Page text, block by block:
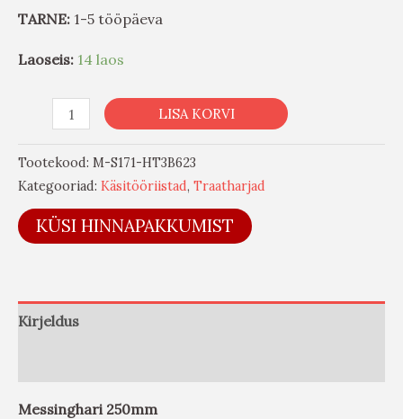
TARNE: 1-5 tööpäeva
Laoseis: 14 laos
LISA KORVI
Tootekood: M-S171-HT3B623
Kategooriad: Käsitööriistad, Traatharjad
KÜSI HINNAPAKKUMIST
Kirjeldus
Messinghari 250mm